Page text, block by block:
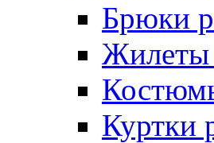
Брюки
Жилеты
Куртки